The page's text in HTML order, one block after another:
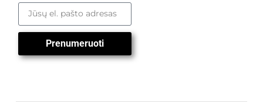
Prenumeruoti